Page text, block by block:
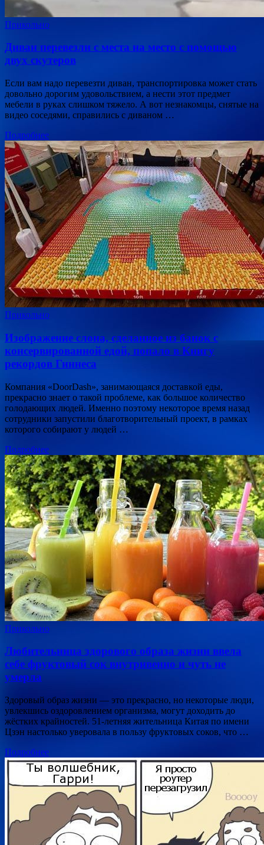
Прикольно
Диван перевезли с места на место с помощью
двух скутеров
Если вам надо перевезти диван, транспортировка может стать
довольно дорогим удовольствием, а нести этот предмет
мебели в руках слишком тяжело. А вот незнакомцы, снятые на
видео соседями, справились с диваном …
Подробнее
Прикольно
Изображение слона, сделанное из банок с
консервированной едой, попало в Книгу
рекордов Гиннеса
Компания «DoorDash», занимающаяся доставкой еды,
прекрасно знает о такой проблеме, как большое количество
голодающих людей. Именно поэтому некоторое время назад
сотрудники запустили благотворительный проект, в рамках
которого собирают у людей …
Подробнее
Прикольно
Любительница здорового образа жизни ввела
себе фруктовый сок внутривенно и чуть не
умерла
Здоровый образ жизни — это прекрасно, но некоторые люди,
увлекшись оздоровлением организма, могут доходить до
жёстких крайностей. 51-летняя жительница Китая по имени
Цзэн настолько уверовала в пользу фруктовых соков, что …
Подробнее